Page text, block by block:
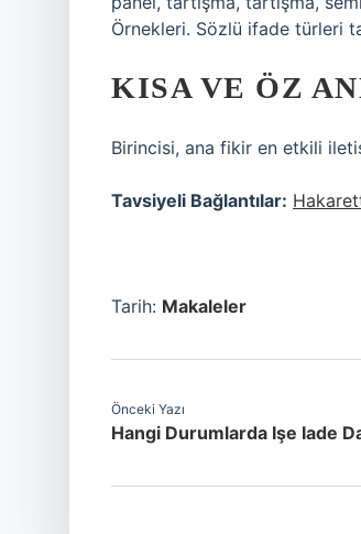
Örnekleri. Sözlü ifade türleri
KISA VE ÖZ
Birincisi, ana fikir en etkili
Tavsiyeli Bağlantılar:
Tarih: Makaleler
Önceki Yazı
Hangi Durumlarda Işe Iade